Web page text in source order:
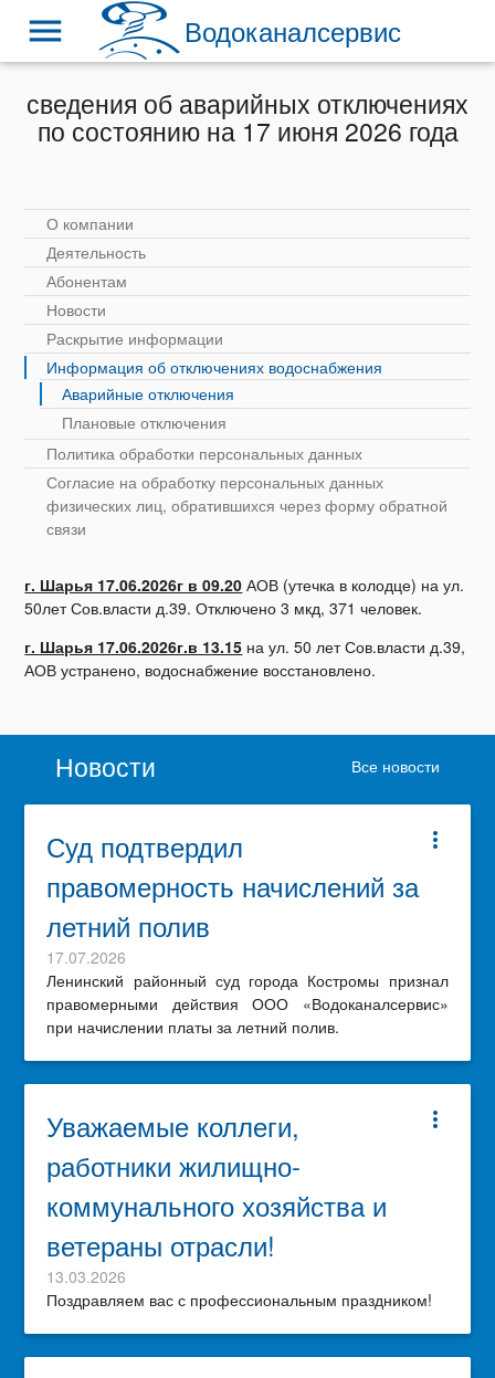
Водоканалсервис
menu
сведения об аварийных отключениях
по состоянию на 17 июня 2026 года
О компании
Деятельность
Абонентам
Новости
Раскрытие информации
Информация об отключениях водоснабжения
Аварийные отключения
Плановые отключения
Политика обработки персональных данных
Согласие на обработку персональных данных
физических лиц, обратившихся через форму обратной
связи
г. Шарья 17.06.2026г в 09.20 АОВ (утечка в колодце) на ул.
50лет Сов.власти д.39. Отключено 3 мкд, 371 человек.
г. Шарья 17.06.2026г.в 13.15 на ул. 50 лет Сов.власти д.39,
АОВ устранено, водоснабжение восстановлено.
Новости Все новости
more_vert
Суд подтвердил
правомерность начислений за
летний полив
17.07.2026
Ленинский районный суд города Костромы признал
правомерными действия ООО «Водоканалсервис»
при начислении платы за летний полив.
more_vert
Уважаемые коллеги,
работники жилищно-
коммунального хозяйства и
ветераны отрасли!
13.03.2026
Поздравляем вас с профессиональным праздником!